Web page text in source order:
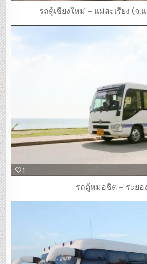
รถตู้เชียงใหม่ – แม่สะเรียง (จ.
1
รถตู้หมอชิต – ระยอ